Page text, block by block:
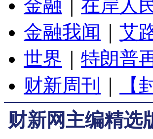
金融
在岸人
金融我闻
艾
世界
特朗普
财新周刊
【
财新网主编精选